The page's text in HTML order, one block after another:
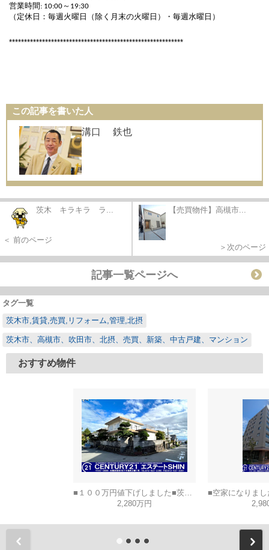
営業時間 : 10:00～ 19:30
（定休日：毎週火曜日（除く月末の火曜日）・毎週水曜日）
**********************************************************
この記事を書いた人
溝口 鉄也
茨木 キラキラ ラ...
＜ 前のページ
【売買物件】高槻市...
＞次のページ
記事一覧ページへ
タグ一覧
茨木市,賃貸,売買,リフォーム,管理,北摂
茨木市、高槻市、吹田市、北摂、売買、新築、中古戸建、マンション
おすすめ物件
2,280万円